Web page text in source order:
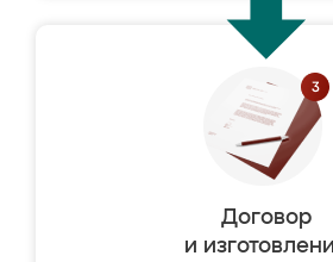
Договор
и